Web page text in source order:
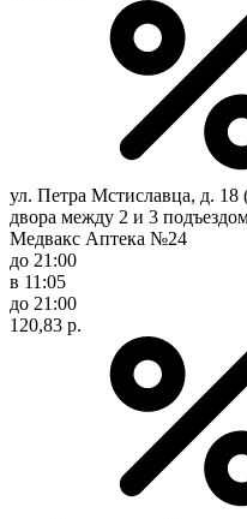
ул. Петра Мстиславца, д.
двора между 2 и 3
Медвакс Аптека №24
до 21:00
в 11:05
до 21:00
120,83 р.